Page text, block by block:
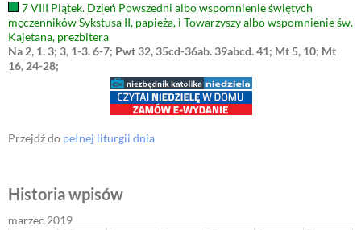
7 VIII Piątek. Dzień Powszedni albo wspomnienie świętych
męczenników Sykstusa II, papieża, i Towarzyszy albo wspomnienie św.
Kajetana, prezbitera
Na 2, 1. 3; 3, 1-3. 6-7; Pwt 32, 35cd-36ab. 39abcd. 41; Mt 5, 10; Mt
16, 24-28;
Przejdź do pełnej liturgii dnia
Historia wpisów
marzec 2019